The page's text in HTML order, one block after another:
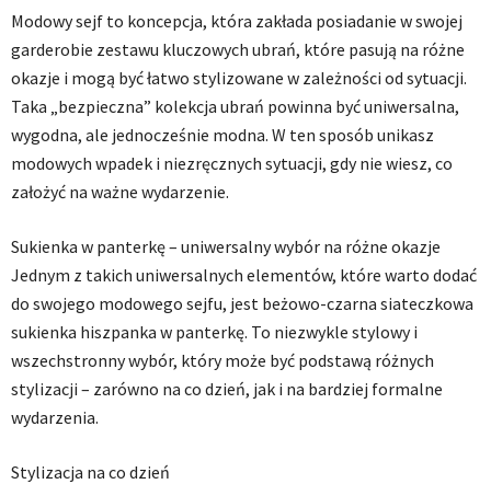
Modowy sejf to koncepcja, która zakłada posiadanie w swojej
garderobie zestawu kluczowych ubrań, które pasują na różne
okazje i mogą być łatwo stylizowane w zależności od sytuacji.
Taka „bezpieczna” kolekcja ubrań powinna być uniwersalna,
wygodna, ale jednocześnie modna. W ten sposób unikasz
modowych wpadek i niezręcznych sytuacji, gdy nie wiesz, co
założyć na ważne wydarzenie.
Sukienka w panterkę – uniwersalny wybór na różne okazje
Jednym z takich uniwersalnych elementów, które warto dodać
do swojego modowego sejfu, jest beżowo-czarna siateczkowa
sukienka hiszpanka w panterkę. To niezwykle stylowy i
wszechstronny wybór, który może być podstawą różnych
stylizacji – zarówno na co dzień, jak i na bardziej formalne
wydarzenia.
Stylizacja na co dzień